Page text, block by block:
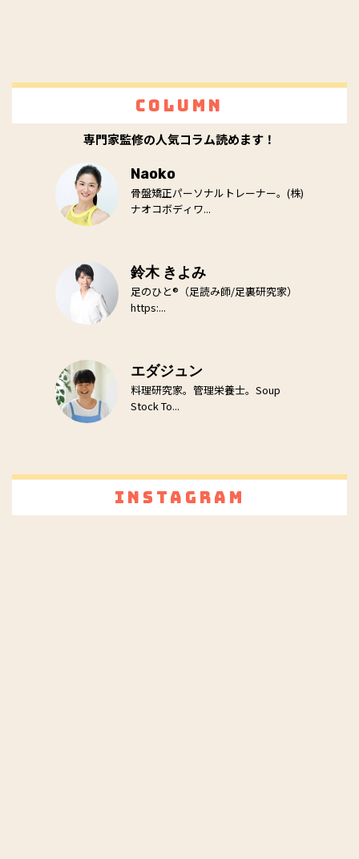
Column
専門家監修の人気コラム読めます！
Naoko
骨盤矯正パーソナルトレーナー。(株)
ナオコボディワ...
鈴木 きよみ
足のひと®（足読み師/足裏研究家）
https:...
エダジュン
料理研究家。管理栄養士。Soup
Stock To...
Instagram